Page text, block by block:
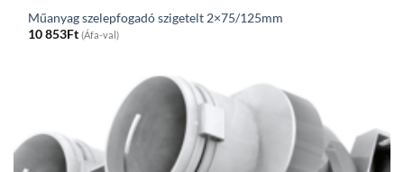
Műanyag szelepfogadó szigetelt 2×75/125mm
10 853Ft (Áfa-val)